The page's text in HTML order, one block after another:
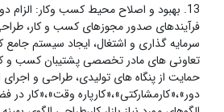
13. بهبود و اصلاح محیط کسب وکار:
فرآیندهای صدور مجوزهای کسب و کار،
سرمایه گذاری و اشتغال، ایجاد سیستم جامع
تعاونی های مادر تخصصی پشتیبان کسب و
حمایت از پنگاه های تولیدی، طراحی و اجرای
دور»،«کارمشارکتی»،«کارپاره وقت»،«کار